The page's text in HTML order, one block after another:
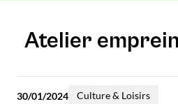
Atelier
30/01/2024
Culture & Loisirs